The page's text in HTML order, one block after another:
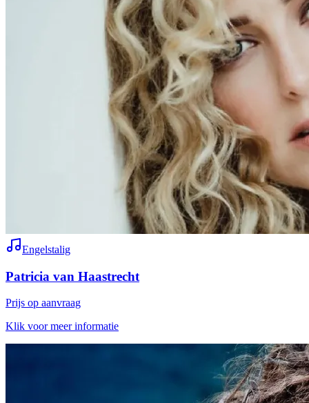
Engelstalig
Patricia van Haastrecht
Prijs op aanvraag
Klik voor meer informatie